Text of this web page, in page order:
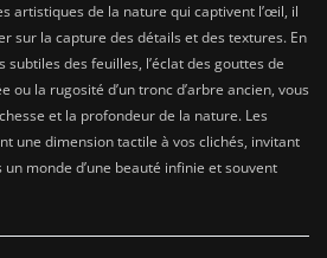
artistiques de la nature qui captivent l’œil, il
sur la capture des détails et des textures. En
des feuilles, l’éclat des gouttes de
ou la rugosité d’un tronc d’arbre ancien, vous
et la profondeur de la nature. Les
une dimension tactile à vos clichés, invitant
monde d’une beauté infinie et souvent